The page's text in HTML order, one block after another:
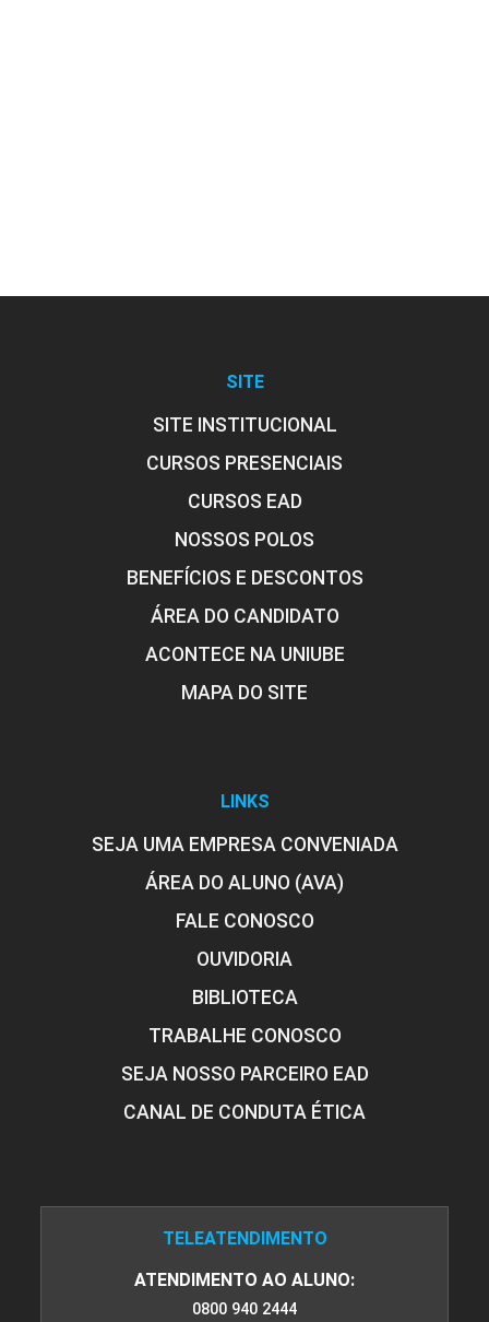
SEMINÁRIO DE COMPETÊNCIAS
30
SEMINÁRIO DE COMPETÊNCIAS
30
30
SITE
SITE INSTITUCIONAL
CURSOS PRESENCIAIS
CURSOS EAD
NOSSOS POLOS
BENEFÍCIOS E DESCONTOS
ÁREA DO CANDIDATO
ACONTECE NA UNIUBE
MAPA DO SITE
LINKS
SEJA UMA EMPRESA CONVENIADA
ÁREA DO ALUNO (AVA)
FALE CONOSCO
OUVIDORIA
BIBLIOTECA
TRABALHE CONOSCO
SEJA NOSSO PARCEIRO EAD
CANAL DE CONDUTA ÉTICA
TELEATENDIMENTO
ATENDIMENTO AO ALUNO:
0800 940 2444